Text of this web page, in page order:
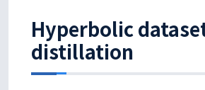
Hyperbolic
distillation